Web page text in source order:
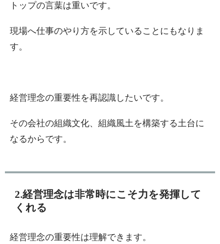
トップの言葉は重いです。
現場へ仕事のやり方を示していることにもなりま
す。
経営理念の重要性を再認識したいです。
その会社の組織文化、組織風土を構築する土台に
なるからです。
2.経営理念は非常時にこそ力を発揮して
くれる
経営理念の重要性は理解できます。